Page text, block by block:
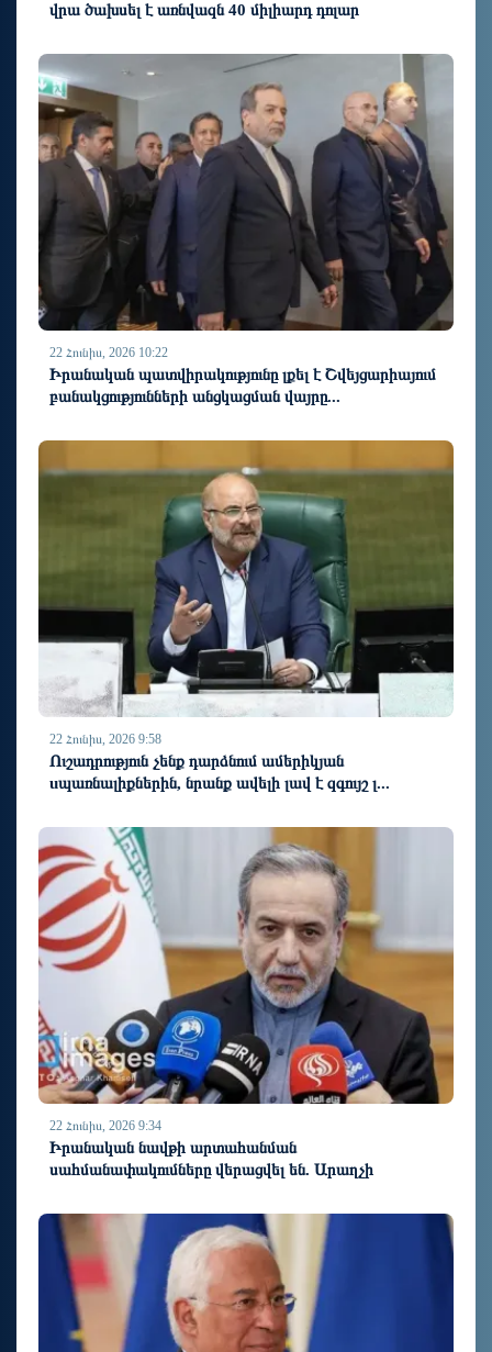
վրա ծախսել է առնվազն 40 միլիարդ դոլար
22 Հունիս, 2026 10:22
Իրանական պատվիրակությունը լքել է Շվեյցարիայում
բանակցությունների անցկացման վայրը...
22 Հունիս, 2026 9:58
Ուշադրություն չենք դարձնում ամերիկյան
uպառնալիքներին, նրանք ավելի լավ է զգույշ լ...
22 Հունիս, 2026 9:34
Իրանական նավթի արտահանման
սահմանափակումները վերացվել են. Արաղչի